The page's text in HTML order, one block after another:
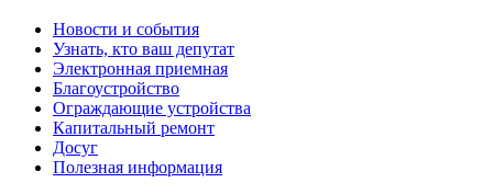
Новости и события
Узнать, кто ваш депутат
Электронная приемная
Благоустройство
Ограждающие устройства
Капитальный ремонт
Досуг
Полезная информация